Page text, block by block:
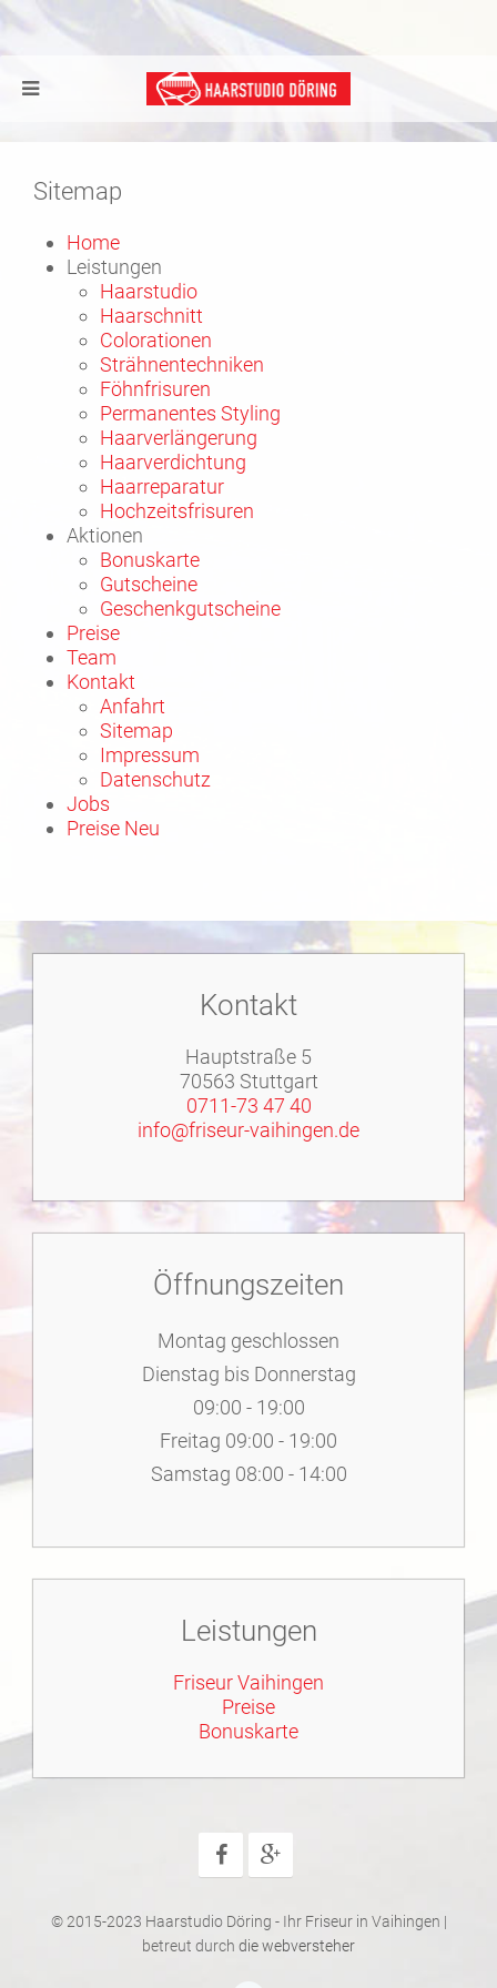
Sitemap
Home
Leistungen
Haarstudio
Haarschnitt
Colorationen
Strähnentechniken
Föhnfrisuren
Permanentes Styling
Haarverlängerung
Haarverdichtung
Haarreparatur
Hochzeitsfrisuren
Aktionen
Bonuskarte
Gutscheine
Geschenkgutscheine
Preise
Team
Kontakt
Anfahrt
Sitemap
Impressum
Datenschutz
Jobs
Preise Neu
Kontakt
Hauptstraße 5
70563 Stuttgart
0711-73 47 40
info@friseur-vaihingen.de
Öffnungszeiten
Montag geschlossen
Dienstag bis Donnerstag
09:00 - 19:00
Freitag 09:00 - 19:00
Samstag 08:00 - 14:00
Leistungen
Friseur Vaihingen
Preise
Bonuskarte
© 2015-2023 Haarstudio Döring - Ihr Friseur in Vaihingen |
betreut durch die webversteher